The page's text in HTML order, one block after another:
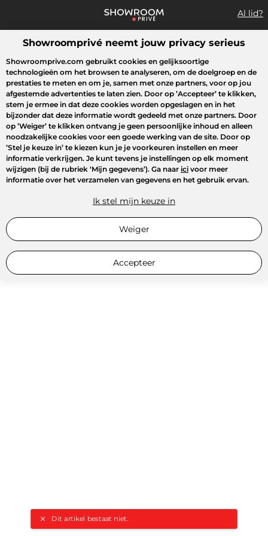
Al lid?
Wat zoek je?
Dit artikel bestaat niet.
Overzicht sales Sport Fashion Kids Beauty
Showroomprivé neemt jouw privacy serieus
Showroomprive.com gebruikt cookies en gelijksoortige
technologieën om het browsen te analyseren, om de doelgroep en de
prestaties te meten en om je, samen met onze partners, voor op jou
afgestemde advertenties te laten zien. Door op ’Accepteer’ te klikken,
stem je ermee in dat deze cookies worden opgeslagen en in het
bijzonder dat deze informatie wordt gedeeld met onze partners. Door
op ’Weiger’ te klikken ontvang je geen persoonlijke inhoud en alleen
noodzakelijke cookies voor een goede werking van de site. Door op
’Stel je keuze in’ te kiezen kun je je voorkeuren instellen en meer
informatie verkrijgen. Je kunt tevens je instellingen op elk moment
wijzigen (bij de rubriek ‘Mijn gegevens’). Ga naar ici voor meer
informatie over het verzamelen van gegevens en het gebruik ervan.
Ik stel mijn keuze in
Weiger
Accepteer